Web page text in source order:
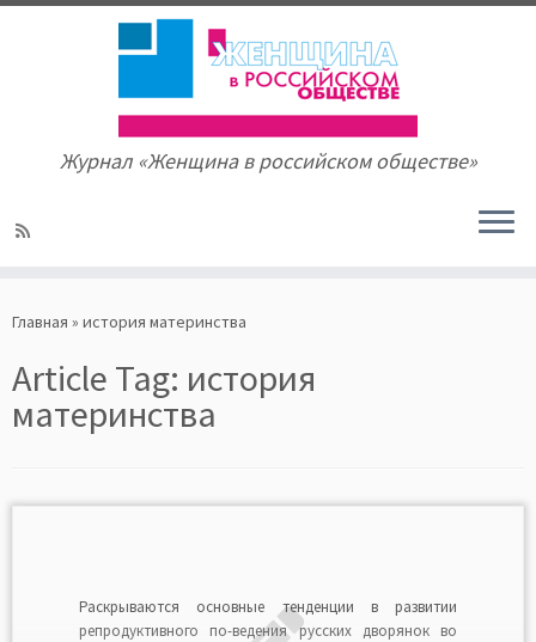
to
Журнал «Женщина в российском обществе»
Главная » история материнства
Article Tag: история
материнства
Раскрываются основные тенденции в развитии
репродуктивного по-ведения русских дворянок во